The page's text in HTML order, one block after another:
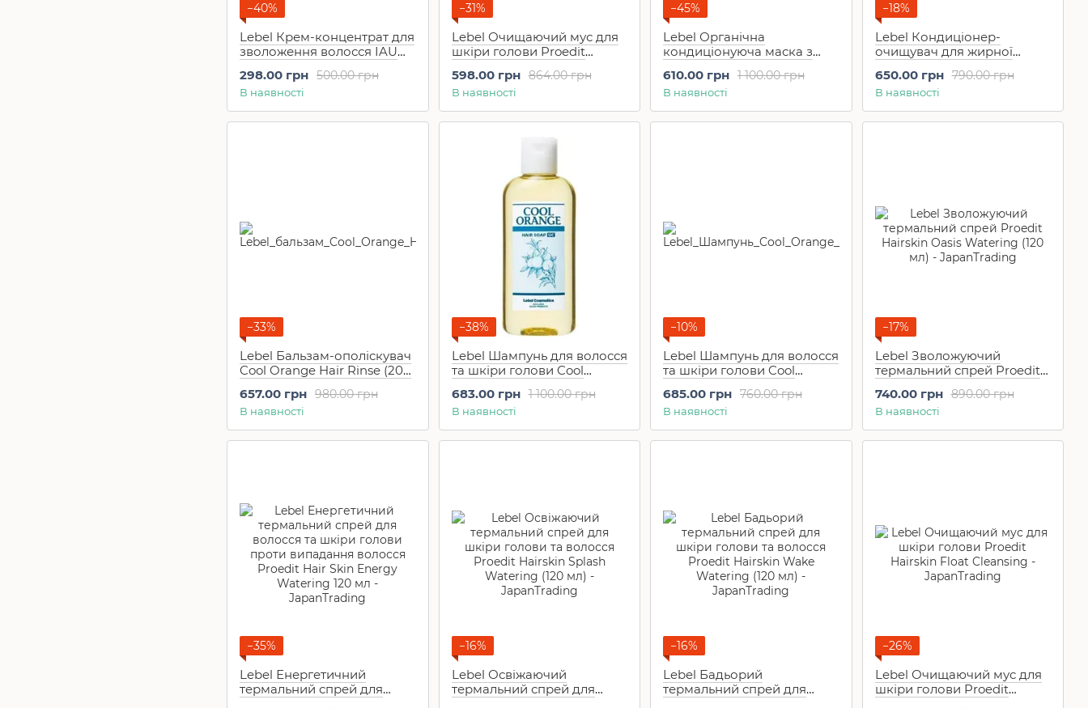
−40%
Lebel Крем-концентрат для
зволоження волосся IAU
(40 мл)
500.00 грн
298.00 грн
В наявності
−31%
Lebel Очищаючий мус для
шкіри голови Proedit
мл)
864.00 грн
598.00 грн
В наявності
−45%
Lebel Органічна
кондиціонуюча маска з
Protein (140 мл)1 100.00 грн
610.00 грн
В наявності
−18%
Lebel Кондиціонер-
очищувач для жирної
(130 мл)
790.00 грн
650.00 грн
В наявності
−33%
Lebel Бальзам-ополіскувач
Cool Orange Hair Rinse (200
980.00 грн
657.00 грн
В наявності
−38%
Lebel Шампунь для волосся
та шкіри голови Cool
(200мл)
1 100.00 грн
683.00 грн
В наявності
−10%
Lebel Шампунь для волосся
та шкіри голови Cool
(200мл)
760.00 грн
685.00 грн
В наявності
−17%
Lebel Зволожуючий
термальний спрей Proedit
мл)
890.00 грн
740.00 грн
В наявності
−35%
Lebel Енергетичний
термальний спрей для
−16%
Lebel Освіжаючий
термальний спрей для
−16%
Lebel Бадьорий
термальний спрей для
−26%
Lebel Очищаючий мус для
шкіри голови Proedit